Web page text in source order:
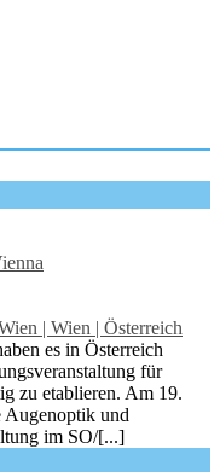
es in Österreich
für
zu etablieren. Am 19.
Augenoptik und
im SO/[...]